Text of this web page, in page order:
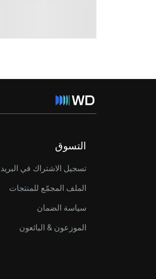
التسوق
تسجيل الاشتراك في البريد
الملف المجمّع للمنتجات
سياسة الضمان
الموزعون & البائعون